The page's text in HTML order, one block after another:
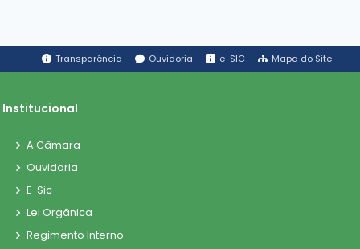
Transparência Ouvidoria e-SIC Mapa do Site
Institucional
A Câmara
Ouvidoria
E-Sic
Lei Orgânica
Regimento Interno